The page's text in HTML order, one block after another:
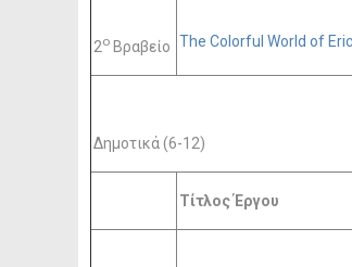
2οΒραβείο The Colorful World of
Δημοτικά (6-12)
Τίτλος Έργου